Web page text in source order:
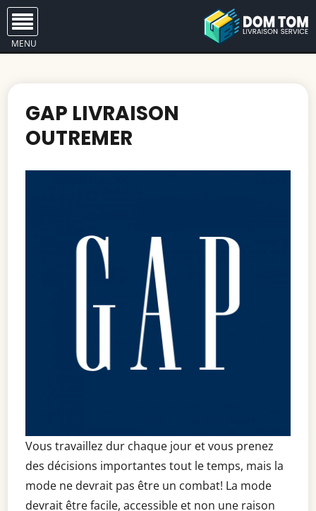
MENU
GAP LIVRAISON
OUTREMER
Vous travaillez dur chaque jour et vous prenez
des décisions importantes tout le temps, mais la
mode ne devrait pas être un combat! La mode
devrait être facile, accessible et non une raison